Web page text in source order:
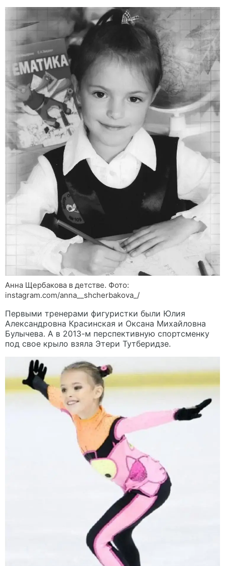
Анна Щербакова в детстве. Фото:
instagram.com/anna__shcherbakova_/
Первыми тренерами фигуристки были Юлия
Александровна Красинская и Оксана Михайловна
Булычева. А в 2013-м перспективную спортсменку
под свое крыло взяла Этери Тутберидзе.